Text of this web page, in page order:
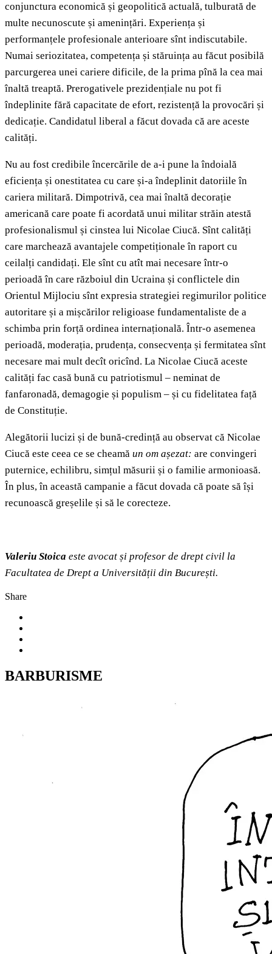
conjunctura economică și geopolitică actuală, tulburată de
multe necunoscute și amenințări. Experiența și
performanțele profesionale anterioare sînt indiscutabile.
Numai seriozitatea, competența și stăruința au făcut posibilă
parcurgerea unei cariere dificile, de la prima pînă la cea mai
înaltă treaptă. Prerogativele prezidențiale nu pot fi
îndeplinite fără capacitate de efort, rezistență la provocări și
dedicație. Candidatul liberal a făcut dovada că are aceste
calități.
Nu au fost credibile încercările de a-i pune la îndoială
eficiența și onestitatea cu care și-a îndeplinit datoriile în
cariera militară. Dimpotrivă, cea mai înaltă decorație
americană care poate fi acordată unui militar străin atestă
profesionalismul și cinstea lui Nicolae Ciucă. Sînt calități
care marchează avantajele competiționale în raport cu
ceilalți candidați. Ele sînt cu atît mai necesare într-o
perioadă în care războiul din Ucraina și conflictele din
Orientul Mijlociu sînt expresia strategiei regimurilor politice
autoritare și a mișcărilor religioase fundamentaliste de a
schimba prin forță ordinea internațională. Într-o asemenea
perioadă, moderația, prudența, consecvența și fermitatea sînt
necesare mai mult decît oricînd. La Nicolae Ciucă aceste
calități fac casă bună cu patriotismul – neminat de
fanfaronadă, demagogie și populism – și cu fidelitatea față
de Constituție.
Alegătorii lucizi și de bună-credință au observat că Nicolae
Ciucă este ceea ce se cheamă un om așezat: are convingeri
puternice, echilibru, simțul măsurii și o familie armonioasă.
În plus, în această campanie a făcut dovada că poate să își
recunoască greșelile și să le corecteze.
Valeriu Stoica este avocat și profesor de drept civil la
Facultatea de Drept a Universității din București.
Share
BARBURISME